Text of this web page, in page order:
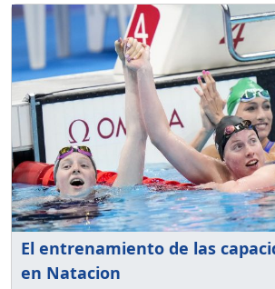
El entrenamiento de las
en Natacion